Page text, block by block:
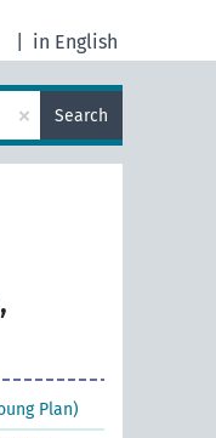
in English
× Search
Plan)